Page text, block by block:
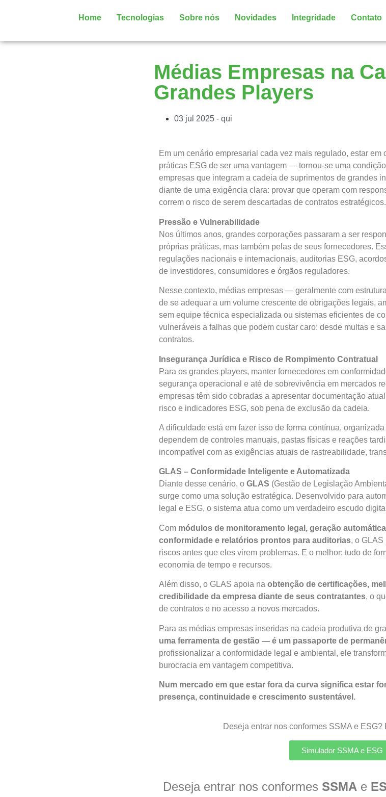
Home Tecnologias Sobre nós Novidades Integridade Contato
Médias Empresas na
Grandes Players
03 jul 2025 - qui
Em um cenário empresarial cada vez mais regulado, estar
práticas ESG de ser uma vantagem — tornou-se uma
empresas que integram a cadeia de suprimentos de grandes
diante de uma exigência clara: provar que operam com
correm o risco de serem descartadas de contratos estratégicos.
Pressão e Vulnerabilidade
Nos últimos anos, grandes corporações passaram a ser
próprias práticas, mas também pelas de seus fornecedores.
regulações nacionais e internacionais, auditorias ESG,
de investidores, consumidores e órgãos reguladores.
Nesse contexto, médias empresas — geralmente com
de se adequar a um volume crescente de obrigações legais,
sem equipe técnica especializada ou sistemas eficientes de
vulneráveis a falhas que podem custar caro: desde multas e
contratos.
Insegurança Jurídica e Risco de Rompimento Contratual
Para os grandes players, manter fornecedores em
segurança operacional e até de sobrevivência em mercados
empresas têm sido cobradas a apresentar documentação
risco e indicadores ESG, sob pena de exclusão da cadeia.
A dificuldade está em fazer isso de forma contínua,
dependem de controles manuais, pastas físicas e reações
incompatível com as exigências atuais de rastreabilidade,
GLAS – Conformidade Inteligente e Automatizada
Diante desse cenário, o GLAS (Gestão de Legislação
surge como uma solução estratégica. Desenvolvido para
legal e ESG, o sistema atua como um verdadeiro escudo
Com módulos de monitoramento legal, geração
conformidade e relatórios prontos para auditorias, o
riscos antes que eles virem problemas. E o melhor: tudo de
economia de tempo e recursos.
Além disso, o GLAS apoia na obtenção de certificações,
credibilidade da empresa diante de seus contratantes, o
de contratos e no acesso a novos mercados.
Para as médias empresas inseridas na cadeia produtiva de
uma ferramenta de gestão — é um passaporte de
profissionalizar a conformidade legal e ambiental, ele
burocracia em vantagem competitiva.
Num mercado em que estar fora da curva significa estar
presença, continuidade e crescimento sustentável.
Deseja entrar nos conformes SSMA e ESG?
Simulador SSMA e ESG
Deseja entrar nos conformes SSMA e